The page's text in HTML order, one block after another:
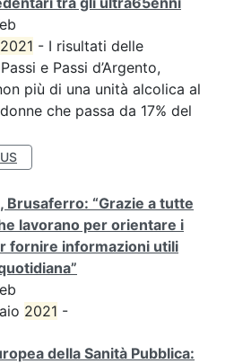
2021 - I risultati delle
e Passi d’Argento,
più di una unità alcolica al
che passa da 17% del
Brusaferro: “Grazie a tutte
lavorano per orientare i
fornire informazioni utili
2021 -
della Sanità Pubblica: